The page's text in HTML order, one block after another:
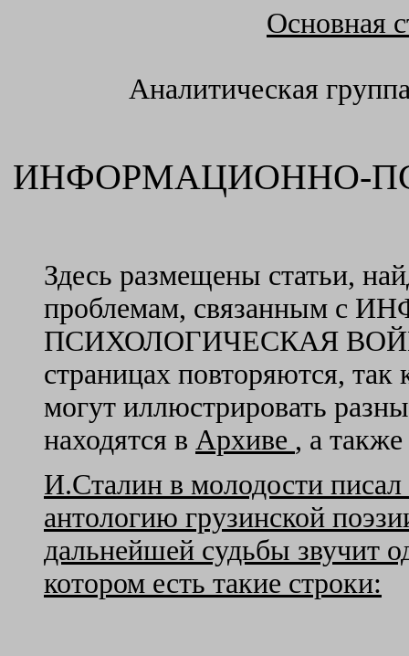
Основная
Аналитическая
ИНФОРМАЦИОННО-
Здесь размещены статьи,
проблемам, связанным с
ПСИХОЛОГИЧЕСКАЯ
страницах повторяются,
могут иллюстрировать
находятся в Архиве , а также
И.Сталин в молодости
антологию грузинской
дальнейшей судьбы звучит
котором есть такие строки: